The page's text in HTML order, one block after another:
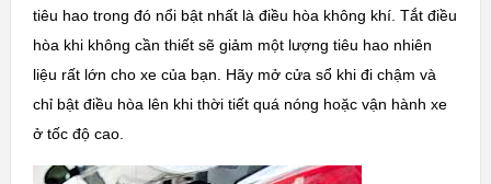
tiêu hao trong đó nổi bật nhất là điều hòa không khí. Tắt điều
hòa khi không cần thiết sẽ giảm một lượng tiêu hao nhiên
liệu rất lớn cho xe của bạn. Hãy mở cửa sổ khi đi chậm và
chỉ bật điều hòa lên khi thời tiết quá nóng hoặc vận hành xe
ở tốc độ cao.